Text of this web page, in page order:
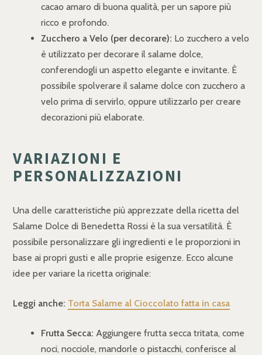
cacao amaro di buona qualità, per un sapore più
ricco e profondo.
Zucchero a Velo (per decorare): Lo zucchero a velo
è utilizzato per decorare il salame dolce,
conferendogli un aspetto elegante e invitante. È
possibile spolverare il salame dolce con zucchero a
velo prima di servirlo, oppure utilizzarlo per creare
decorazioni più elaborate.
VARIAZIONI E
PERSONALIZZAZIONI
Una delle caratteristiche più apprezzate della ricetta del
Salame Dolce di Benedetta Rossi è la sua versatilità. È
possibile personalizzare gli ingredienti e le proporzioni in
base ai propri gusti e alle proprie esigenze. Ecco alcune
idee per variare la ricetta originale:
Leggi anche: Torta Salame al Cioccolato fatta in casa
Frutta Secca: Aggiungere frutta secca tritata, come
noci, nocciole, mandorle o pistacchi, conferisce al